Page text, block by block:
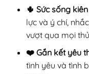
🌵 Sức sống
lực và ý chí,
vượt qua mọi
❤️ Gắn kết yêu
tình yêu và tình